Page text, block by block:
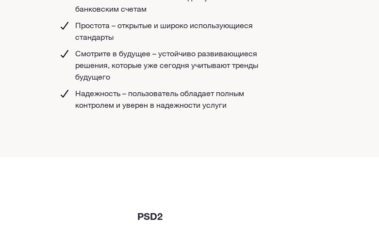
банковским счетам
Простота – открытые и широко использующиеся
стандарты
Смотрите в будущее – устойчиво развивающиеся
решения, которые уже сегодня учитывают тренды
будущего
Надежность – пользователь обладает полным
контролем и уверен в надежности услуги
PSD2